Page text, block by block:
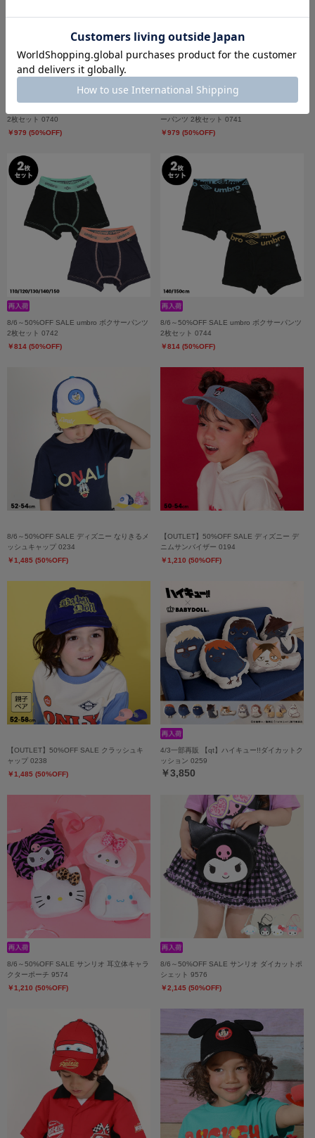
2枚セット 0740
￥979 (50%OFF)
ーパンツ 2枚セット 0741
￥979 (50%OFF)
8/6～50%OFF SALE umbro ボクサーパンツ
2枚セット 0742
￥814 (50%OFF)
8/6～50%OFF SALE umbro ボクサーパンツ
2枚セット 0744
￥814 (50%OFF)
8/6～50%OFF SALE ディズニー なりきるメ
ッシュキャップ 0234
￥1,485 (50%OFF)
【OUTLET】50%OFF SALE ディズニー デ
ニムサンバイザー 0194
￥1,210 (50%OFF)
【OUTLET】50%OFF SALE クラッシュキ
ャップ 0238
￥1,485 (50%OFF)
4/3一部再販 【qt】ハイキュー!!ダイカットク
ッション 0259
￥3,850
8/6～50%OFF SALE サンリオ 耳立体キャラ
クターポーチ 9574
￥1,210 (50%OFF)
8/6～50%OFF SALE サンリオ ダイカットポ
シェット 9576
￥2,145 (50%OFF)